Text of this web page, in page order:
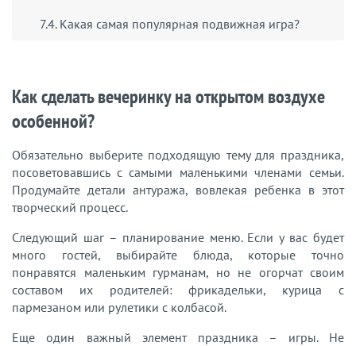
7.4. Какая самая популярная подвижная игра?
Как сделать вечеринку на открытом воздухе
особенной?
Обязательно выберите подходящую тему для праздника,
посоветовавшись с самыми маленькими членами семьи.
Продумайте детали антуража, вовлекая ребенка в этот
творческий процесс.
Следующий шаг – планирование меню. Если у вас будет
много гостей, выбирайте блюда, которые точно
понравятся маленьким гурманам, но не огорчат своим
составом их родителей: фрикадельки, курица с
пармезаном или рулетики с колбасой.
Еще один важный элемент праздника – игры. Не